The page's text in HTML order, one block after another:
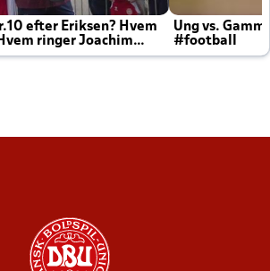
efter Eriksen? Hvem
ringer Joachim
Ung vs.
#football